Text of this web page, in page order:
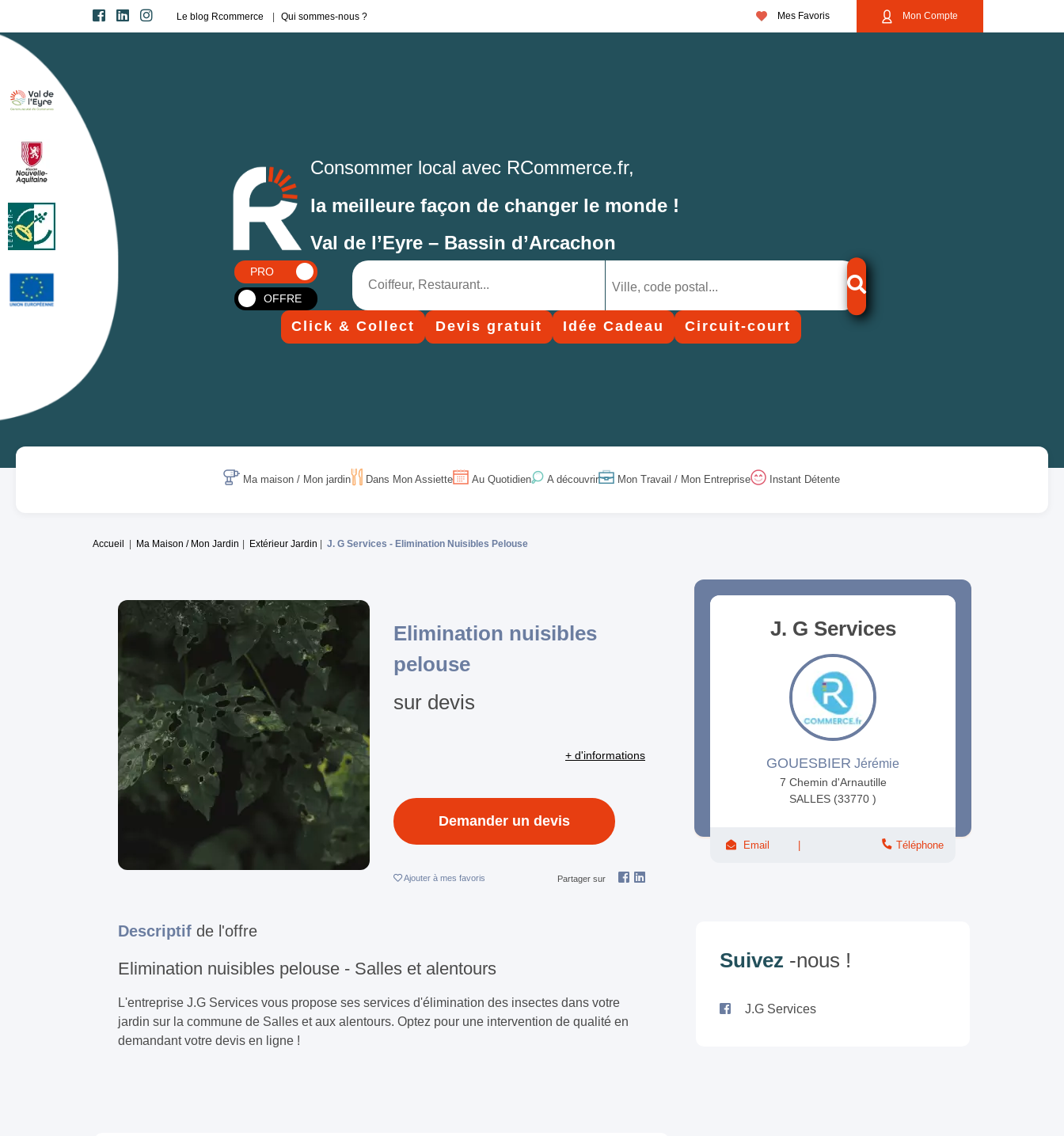
Le blog Rcommerce Qui sommes-nous ? Mes Favoris Mon Compte
Consommer local avec RCommerce.fr,
la meilleure façon de changer le monde !
Val de l’Eyre – Bassin d’Arcachon
PRO
OFFRE
Click & Collect Devis gratuit Idée Cadeau Circuit-court
Ma maison / Mon jardin Dans Mon Assiette Au Quotidien A découvrir Mon Travail / Mon Entreprise Instant Détente
Accueil Ma Maison / Mon Jardin Extérieur Jardin J. G Services - Elimination Nuisibles Pelouse
Elimination nuisibles
pelouse
sur devis
+ d'informations
Demander un devis
Ajouter à mes favoris Partager sur
Descriptif de l'offre
Elimination nuisibles pelouse - Salles et alentours
L'entreprise J.G Services vous propose ses services d'élimination des insectes dans votre
jardin sur la commune de Salles et aux alentours. Optez pour une intervention de qualité en
demandant votre devis en ligne !
J. G Services
GOUESBIER Jérémie
7 Chemin d'Arnautille
SALLES (33770 )
Email Téléphone
Suivez -nous !
J.G Services